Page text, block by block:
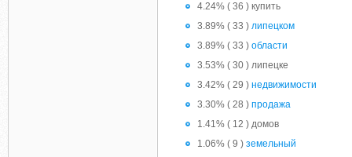
4.24% ( 36 ) купить
3.89% ( 33 ) липецком
3.89% ( 33 ) области
3.53% ( 30 ) липецке
3.42% ( 29 ) недвижимости
3.30% ( 28 ) продажа
1.41% ( 12 ) домов
1.06% ( 9 ) земельный